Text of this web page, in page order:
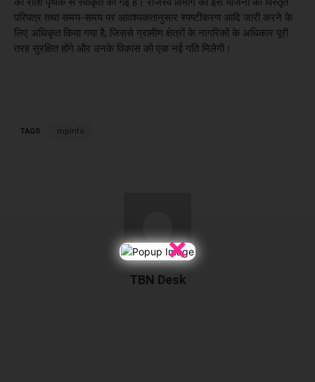
×
परिपत्र तथा समय-समय पर आवश्यकतानुसार स्पष्टीकरण आदि जारी करने के
लिए अधिकृत किया गया है, जिससे ग्रामीण क्षेत्रों के नागरिकों के अधिकार पूरी
तरह सुरक्षित होंगे और उनके विकास को एक नई गति मिलेगी।
TAGS mpinfo
TBN Desk